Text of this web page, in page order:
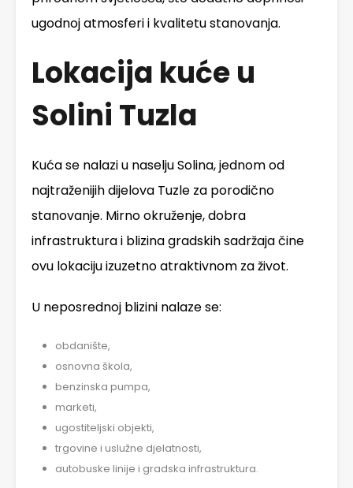
ugodnoj atmosferi i kvalitetu stanovanja.
Lokacija kuće u
Solini Tuzla
Kuća se nalazi u naselju Solina, jednom od
najtraženijih dijelova Tuzle za porodično
stanovanje. Mirno okruženje, dobra
infrastruktura i blizina gradskih sadržaja čine
ovu lokaciju izuzetno atraktivnom za život.
U neposrednoj blizini nalaze se:
obdanište,
osnovna škola,
benzinska pumpa,
marketi,
ugostiteljski objekti,
trgovine i uslužne djelatnosti,
autobuske linije i gradska infrastruktura.